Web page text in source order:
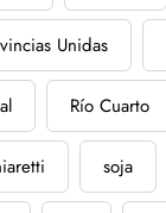
Unidas
Río Cuarto
soja